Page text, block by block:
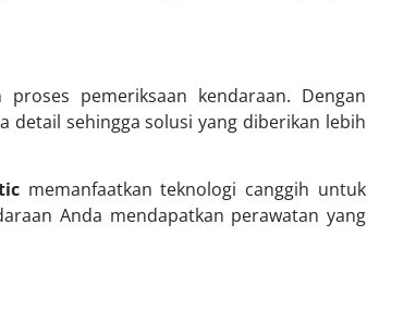
pemeriksaan kendaraan. Dengan
detail sehingga solusi yang diberikan lebih
memanfaatkan teknologi canggih untuk
Anda mendapatkan perawatan yang